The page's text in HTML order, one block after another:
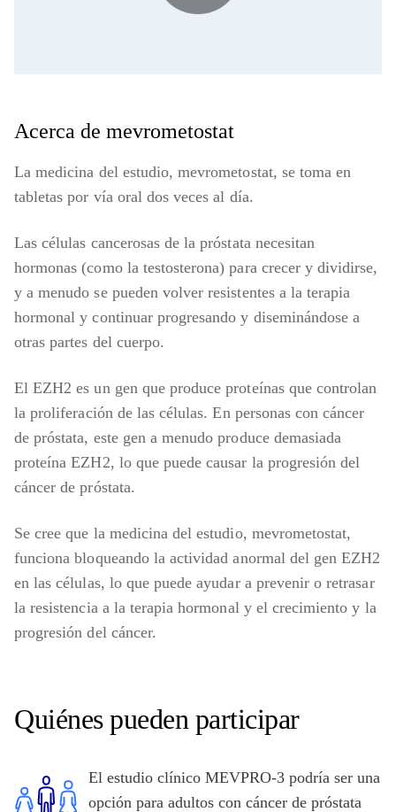
Play
Acerca de mevrometostat
La medicina del estudio, mevrometostat, se toma en
tabletas por vía oral dos veces al día.
Las células cancerosas de la próstata necesitan
hormonas (como la testosterona) para crecer y dividirse,
y a menudo se pueden volver resistentes a la terapia
hormonal y continuar progresando y diseminándose a
otras partes del cuerpo.
El EZH2 es un gen que produce proteínas que controlan
la proliferación de las células. En personas con cáncer
de próstata, este gen a menudo produce demasiada
proteína EZH2, lo que puede causar la progresión del
cáncer de próstata.
Se cree que la medicina del estudio, mevrometostat,
funciona bloqueando la actividad anormal del gen EZH2
en las células, lo que puede ayudar a prevenir o retrasar
la resistencia a la terapia hormonal y el crecimiento y la
progresión del cáncer.
Quiénes pueden participar
El estudio clínico MEVPRO-3 podría ser una
opción para adultos con cáncer de próstata